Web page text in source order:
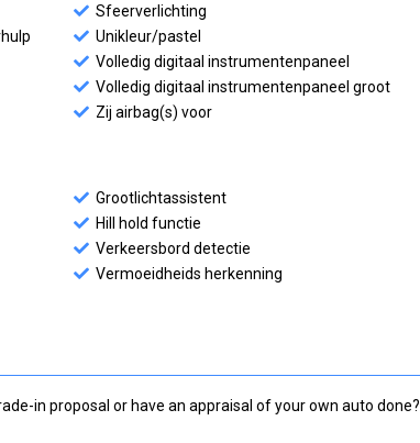
Sfeerverlichting
Unikleur/pastel
Volledig digitaal instrumentenpaneel
Volledig digitaal instrumentenpaneel groot
Zij airbag(s) voor
Grootlichtassistent
Hill hold functie
Verkeersbord detectie
Vermoeidheids herkenning
in proposal or have an appraisal of your own auto done?